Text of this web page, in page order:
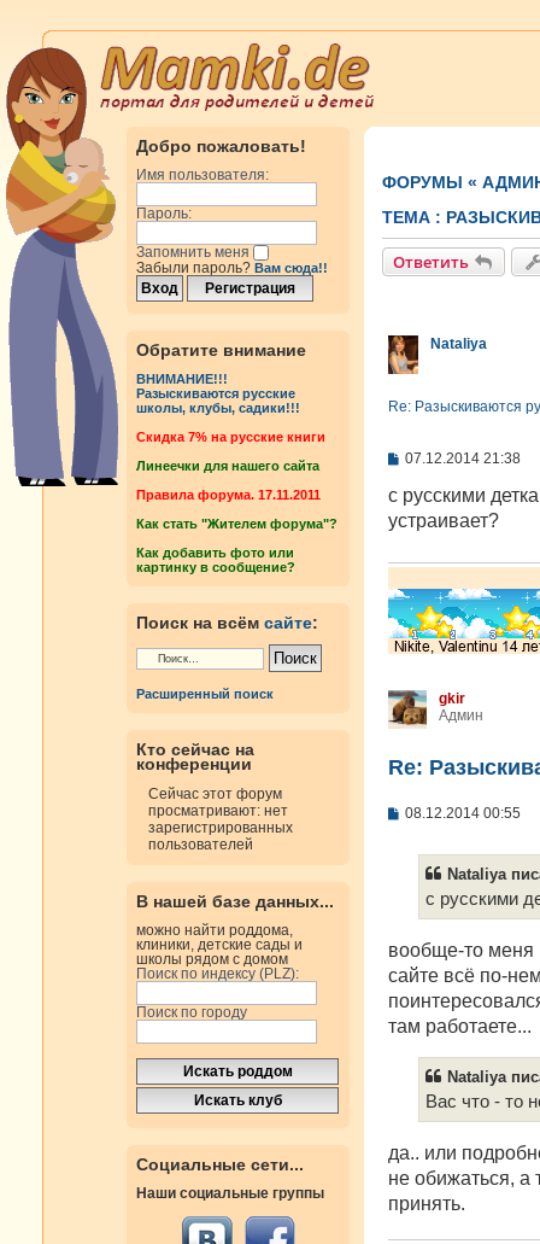
Добро пожаловать!
Имя пользователя:
Пароль:
Запомнить меня
Забыли пароль? Вам сюда!!
Обратите внимание
ВНИМАНИЕ!!!
Разыскиваются русские
школы, клубы, садики!!!
Cкидка 7% на русские книги
Линеечки для нашего сайта
Правила форума. 17.11.2011
Как стать "Жителем форума"?
Как добавить фото или
картинку в сообщение?
Поиск на всём сайте:
Расширенный поиск
Кто сейчас на
конференции
Сейчас этот форум
просматривают: нет
зарегистрированных
пользователей
В нашей базе данных...
можно найти роддома,
клиники, детские сады и
школы рядом с домом
Поиск по индексу (PLZ):
Поиск по городу
Социальные сети...
Наши социальные группы
ФОРУМЫ «
ТЕМА :
Ответить
Nataliya
Re: Разыскиваются
С
о
б
щ
н
е
07.12.2014 21:38
с русскими
устраивает?
gkir
Админ
Re:
С
е
08.12.2014 00:55
Nataliya
с русскими
вообще-то меня
сайте всё по-
там работаете...
Nataliya
Вас что - то
да.. или
не обижаться, а
принять.